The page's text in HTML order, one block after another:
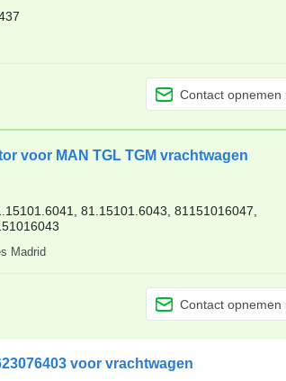
Contact opnemen
voor MAN TGL TGM vrachtwagen
81.15101.6043, 81151016047,
Madrid
Contact opnemen
voor vrachtwagen